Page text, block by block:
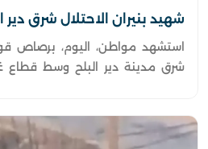
شهيد بنيران الاحتلال شرق دير
استشهد مواطن، اليوم، برصاص
شرق مدينة دير البلح وسط قطاع